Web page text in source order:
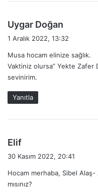
Uygar Doğan
i
k
1 Aralık 2022, 13:32
Musa hocam elinize sağlık.
Vaktiniz olursa” Yekte Zafer
sevinirim.
Yanıtla
Elif
i
k
30 Kasım 2022, 20:41
Hocam merhaba, Sibel Alaş-
mısınız?